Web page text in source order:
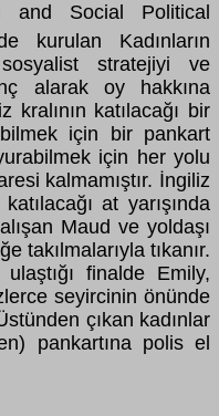
and Social Political
kurulan Kadınların
stratejiyi ve
alarak oy hakkına
kralının katılacağı bir
için bir pankart
için her yolu
kalmamıştır. İngiliz
at yarışında
Maud ve yoldaşı
takılmalarıyla tıkanır.
finalde Emily,
seyircinin önünde
çıkan kadınlar
pankartına polis el